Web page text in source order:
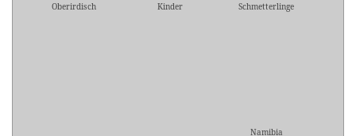
Oberirdisch Kinder Schmetterlinge
Namibia